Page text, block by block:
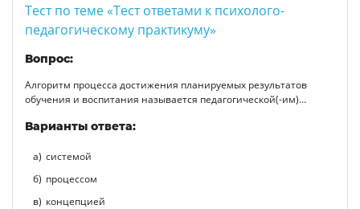
Тест по теме «Тест ответами к психолого-
педагогическому практикуму»
Вопрос:
Алгоритм процесса достижения планируемых результатов
обучения и воспитания называется педагогической(-им)…
Варианты ответа:
системой
процессом
концепцией